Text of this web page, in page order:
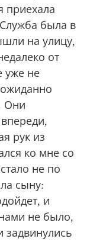
приехала
была в
на улицу,
от
уже не
Они
рук из
ко мне со
не по
сыну:
и
не было,
задвинулись